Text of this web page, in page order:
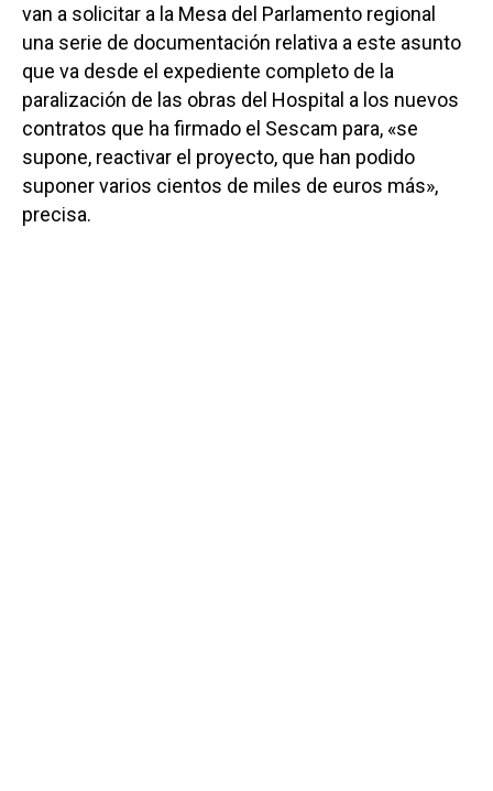
van a solicitar a la Mesa del Parlamento regional
una serie de documentación relativa a este asunto
que va desde el expediente completo de la
paralización de las obras del Hospital a los nuevos
contratos que ha firmado el Sescam para, «se
supone, reactivar el proyecto, que han podido
suponer varios cientos de miles de euros más»,
precisa.